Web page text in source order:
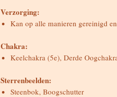
Verzorging:
Kan op alle manieren gereinigd
Chakra:
Keelchakra (5e), Derde
Sterrenbeelden:
Steenbok, Boogschutter